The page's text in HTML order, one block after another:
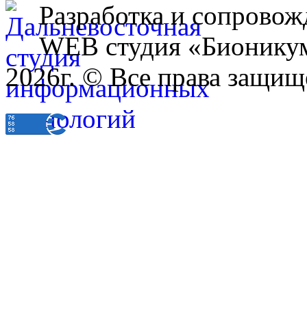
Разработка и
WEB студия
2026г. © Все права